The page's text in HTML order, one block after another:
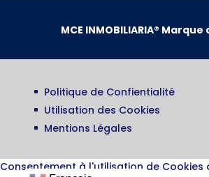
MCE INMOBILIARIA®
^ Politique de Confientialité
^ Utilisation des Cookies
^ Mentions Légales
Consentement à l'utilisation de Cookies